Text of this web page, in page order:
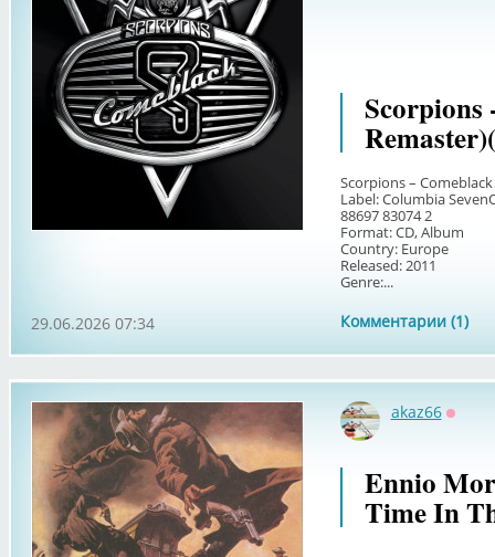
Scorpions
Scorpions – Comeblack
Label: Columbia
88697 83074 2
Format: CD, Album
Country: Europe
Released: 2011
Genre:...
Комментарии (1)
29.06.2026 07:34
akaz66
Ennio
Time In